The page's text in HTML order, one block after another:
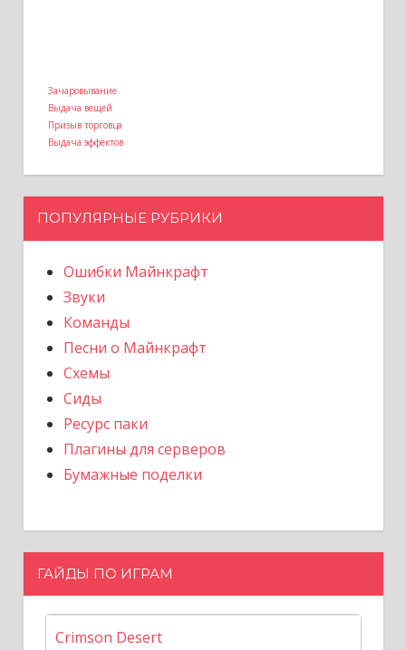
Зачаровывание
Выдача вещей
Призыв торговца
Выдача эффектов
ПОПУЛЯРНЫЕ РУБРИКИ
Ошибки Майнкрафт
Звуки
Команды
Песни о Майнкрафт
Схемы
Сиды
Ресурс паки
Плагины для серверов
Бумажные поделки
ГАЙДЫ ПО ИГРАМ
Crimson Desert